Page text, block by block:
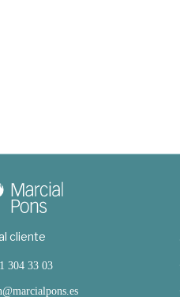
cliente
304 33 03